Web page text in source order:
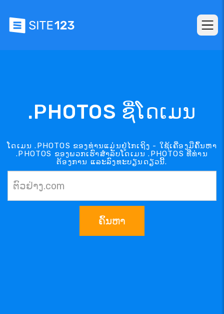
.PHOTOS ຊື່ໂດເມນ
ໂດເມນ .PHOTOS ຂອງທ່ານແມ່ນຢູ່ໄກເຖິງ - ໃຊ້ເຄື່ອງມືຄົ້ນຫາ
.PHOTOS ຂອງພວກເຮົາສຳລັບໂດເມນ .PHOTOS ທີ່ທ່ານ
ຕ້ອງການ ແລະລົງທະບຽນດຽວນີ້.
ຄົ້ນຫາ